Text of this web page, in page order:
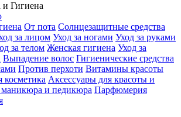
и Гигиена
От пота Солнцезащитные средства
за лицом Уход за ногами Уход за руками
за телом Женская гигиена Уход за
Выпадение волос Гигиенические средства
Против перхоти Витамины красоты
косметика Аксессуары для красоты и
и педикюра Парфюмерия